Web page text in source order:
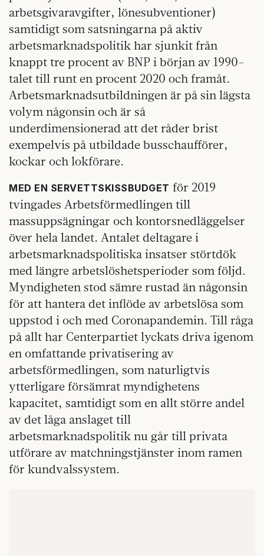
arbetsgivaravgifter, lönesubventioner)
samtidigt som satsningarna på aktiv
arbetsmarknadspolitik har sjunkit från
knappt tre procent av BNP i början av 1990-
talet till runt en procent 2020 och framåt.
Arbetsmarknadsutbildningen är på sin lägsta
volym någonsin och är så
underdimensionerad att det råder brist
exempelvis på utbildade busschaufförer,
kockar och lokförare.
MED EN SERVETTSKISSBUDGET för 2019
tvingades Arbetsförmedlingen till
massuppsägningar och kontorsnedläggelser
över hela landet. Antalet deltagare i
arbetsmarknadspolitiska insatser störtdök
med längre arbetslöshetsperioder som följd.
Myndigheten stod sämre rustad än någonsin
för att hantera det inflöde av arbetslösa som
uppstod i och med Coronapandemin. Till råga
på allt har Centerpartiet lyckats driva igenom
en omfattande privatisering av
arbetsförmedlingen, som naturligtvis
ytterligare försämrat myndighetens
kapacitet, samtidigt som en allt större andel
av det låga anslaget till
arbetsmarknadspolitik nu går till privata
utförare av matchningstjänster inom ramen
för kundvalssystem.